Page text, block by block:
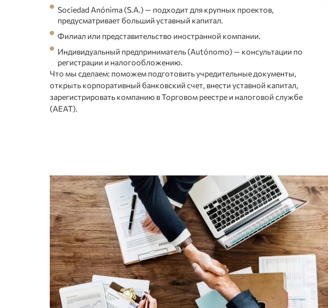
Sociedad Anónima (S.A.) — подходит для крупных проектов,
предусматривает больший уставный капитал.
Филиал или представительство иностранной компании.
Индивидуальный предприниматель (Autónomo) — консультации по
регистрации и налогообложению.
Что мы сделаем: поможем подготовить учредительные документы,
открыть корпоративный банковский счет, внести уставной капитал,
зарегистрировать компанию в Торговом реестре и налоговой службе
(AEAT).